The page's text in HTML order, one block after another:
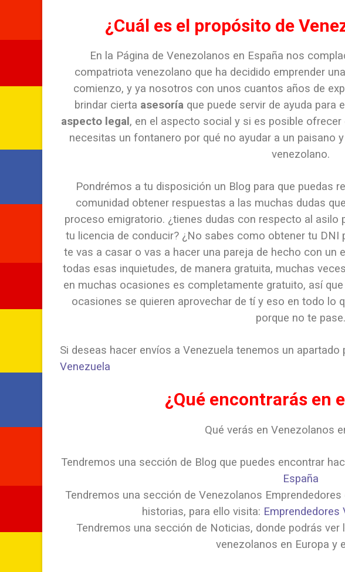
¿Cuál es el propósito de
En la Página de Venezolanos en España nos
compatriota venezolano que ha decidido emprender
comienzo, y ya nosotros con unos cuantos años de
brindar cierta asesoríaque puede servir de ayuda para el
aspecto legal , en el aspecto social y si es posible
necesitas un fontanero por qué no ayudar a un paisano
venezolano.
Pondrémos a tu disposición un Blog para que puedas
comunidad obtener respuestas a las muchas dudas
proceso emigratorio. ¿tienes dudas con respecto al
tu licencia de conducir? ¿No sabes como obtener tu DNI
te vas a casar o vas a hacer una pareja de hecho con un
todas esas inquietudes, de manera gratuita, muchas
en muchas ocasiones es completamente gratuito, así
ocasiones se quieren aprovechar de tí y eso en todo lo
porque no te pase.
Si deseas hacer envíos a Venezuela tenemos un apartado
Venezuela
¿Qué encontrarás en
Qué verás en Venezolanos
Tendremos una sección de Blog que puedes encontrar
España
Tendremos una sección de Venezolanos
historias, para ello visita: Emprendedores
Tendremos una sección de Noticias, donde podrás
venezolanos en Europa y